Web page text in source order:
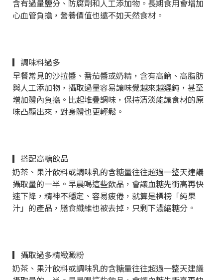
含有過量鹽分、防腐劑和人工添加物。長期食用會增加
心血管負擔，營養價值也遠不如天然食材。
▎調味料過多
早餐常見的沙拉醬、番茄醬或奶精，含有高鈉、高脂肪
與人工添加物，攝取過量容易讓味覺越來越遲鈍，甚至
增加體內負擔。比起堆疊調味，保持清淡能讓食材的原
味凸顯出來，對身體也更輕鬆。
▎搭配高糖飲品
奶茶、果汁飲料或調味乳的含糖量往往超過一整天建議
攝取量的一半。早晨喝這些飲品，會讓血糖先衝高再快
速下降，精神不穩定、容易疲倦，就算是標榜「純果
汁」的產品，膳食纖維也被去掉，只剩下濃縮糖分。
▎攝取過多精緻澱粉
奶茶、果汁飲料或調味乳的含糖量往往超過一整天建議